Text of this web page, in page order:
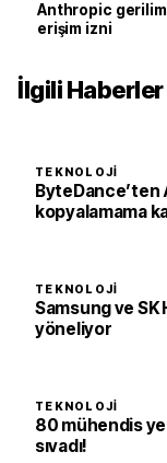
Anthropic
erişim izni
İlgili Haberler
TEKNOLOJI
ByteDance’ten
kopyalamama
TEKNOLOJI
Samsung ve SK
yöneliyor
TEKNOLOJI
80 mühendis
sıvadı!